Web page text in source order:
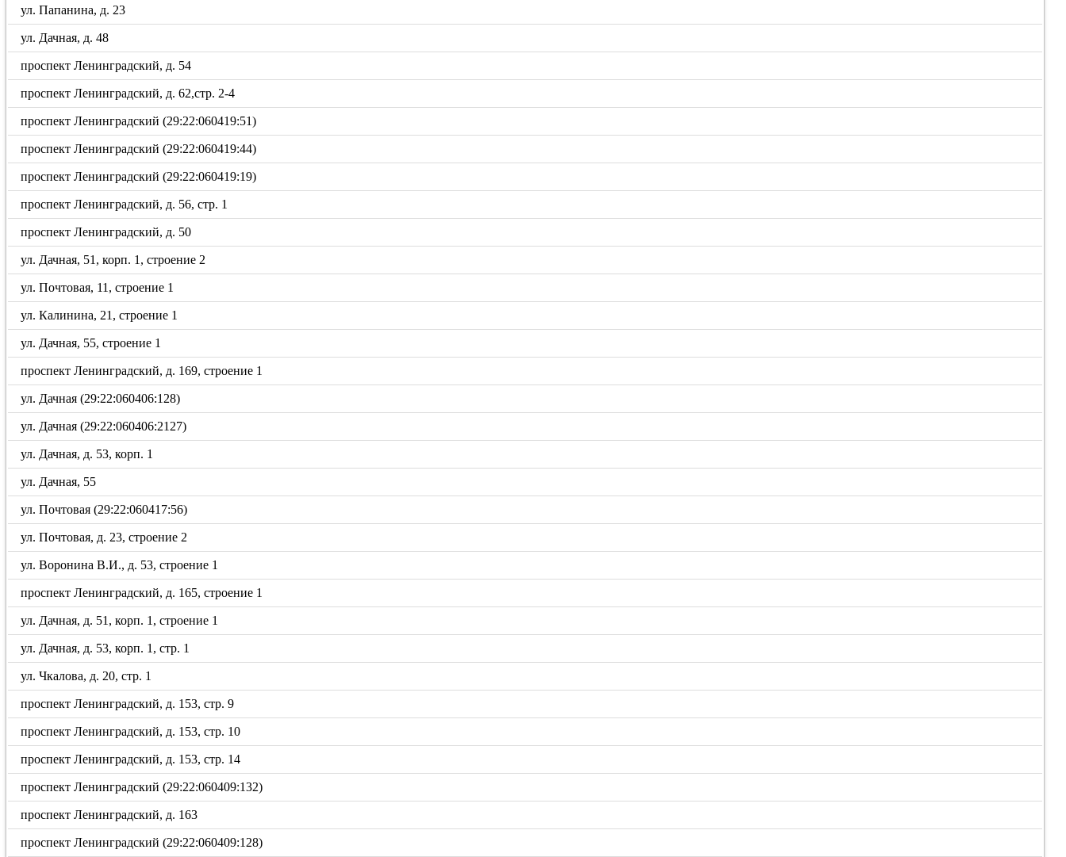
ул. Папанина, д. 23
ул. Дачная, д. 48
проспект Ленинградский, д. 54
проспект Ленинградский, д. 62,стр. 2-4
проспект Ленинградский (29:22:060419:51)
проспект Ленинградский (29:22:060419:44)
проспект Ленинградский (29:22:060419:19)
проспект Ленинградский, д. 56, стр. 1
проспект Ленинградский, д. 50
ул. Дачная, 51, корп. 1, строение 2
ул. Почтовая, 11, строение 1
ул. Калинина, 21, строение 1
ул. Дачная, 55, строение 1
проспект Ленинградский, д. 169, строение 1
ул. Дачная (29:22:060406:128)
ул. Дачная (29:22:060406:2127)
ул. Дачная, д. 53, корп. 1
ул. Дачная, 55
ул. Почтовая (29:22:060417:56)
ул. Почтовая, д. 23, строение 2
ул. Воронина В.И., д. 53, строение 1
проспект Ленинградский, д. 165, строение 1
ул. Дачная, д. 51, корп. 1, строение 1
ул. Дачная, д. 53, корп. 1, стр. 1
ул. Чкалова, д. 20, стр. 1
проспект Ленинградский, д. 153, стр. 9
проспект Ленинградский, д. 153, стр. 10
проспект Ленинградский, д. 153, стр. 14
проспект Ленинградский (29:22:060409:132)
проспект Ленинградский, д. 163
проспект Ленинградский (29:22:060409:128)